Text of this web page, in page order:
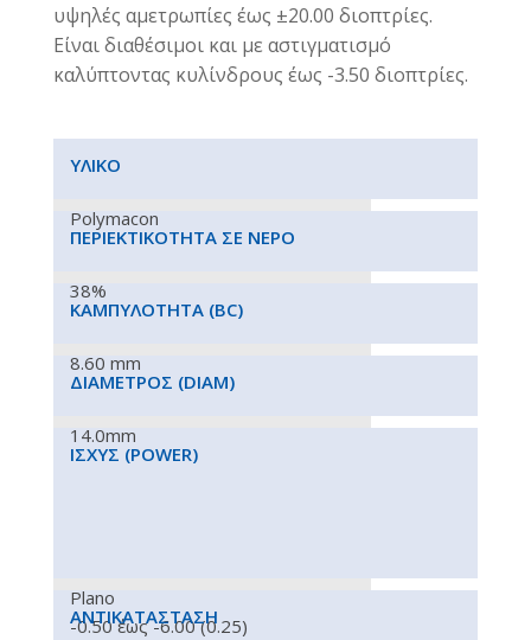
υψηλές αμετρωπίες έως ±20.00 διοπτρίες.
Είναι διαθέσιμοι και με αστιγματισμό
καλύπτοντας κυλίνδρους έως -3.50 διοπτρίες.
ΥΛΙΚΌ
Polymacon
ΠΕΡΙΕΚΤΙΚΌΤΗΤΑ ΣΕ ΝΕΡΌ
38%
ΚΑΜΠΥΛΌΤΗΤΑ (BC)
8.60 mm
ΔΙΆΜΕΤΡΟΣ (DIAM)
14.0mm
ΙΣΧΎΣ (POWER)
Plano
-0.50 έως -6.00 (0.25)
ΑΝΤΙΚΑΤΆΣΤΑΣΗ